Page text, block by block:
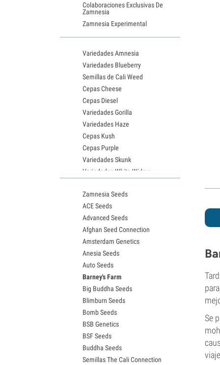
Se
Colaboraciones Exclusivas De
Zamnesia
Zamnesia Experimental
Variedades Amnesia
Variedades Blueberry
Semillas de Cali Weed
Cepas Cheese
Cepas Diesel
Variedades Gorilla
Variedades Haze
Cepas Kush
Cepas Purple
Variedades Skunk
Variedades White Widow
Semillas de Granddaddy Purple
Semillas de OG Kush
Semillas de Blue Dream
Semillas de Lemon Haze
Semillas de Bruce Banner
Semillas de Gelato
Semillas de Sour Diesel
Semillas de Jack Herer
Semillas de Girl Scout Cookies
Semillas de Wedding Cake
Semillas de Zkittlez
Semillas de Pineapple Express
Semillas de Chemdawg
Semillas de Hindu Kush
Semillas de Mimosa
Zamnesia Seeds
ACE Seeds
Advanced Seeds
Afghan Seed Connection
Amsterdam Genetics
Anesia Seeds
Auto Seeds
Barney's Farm
Big Buddha Seeds
Blimburn Seeds
Bomb Seeds
BSB Genetics
BSF Seeds
Buddha Seeds
Semillas The Cali Connection